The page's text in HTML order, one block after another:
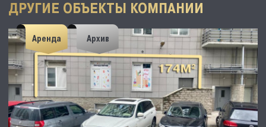
ДРУГИЕ ОБЪЕКТЫ КОМПАНИИ
Аренда Архив